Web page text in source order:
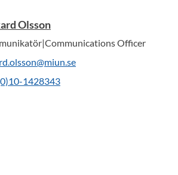
Olsson
Officer
1428343